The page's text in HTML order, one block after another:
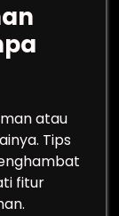
atau
Tips
fitur